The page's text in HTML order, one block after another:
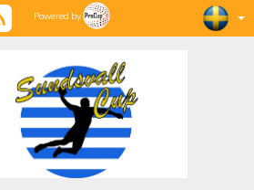
Powered by